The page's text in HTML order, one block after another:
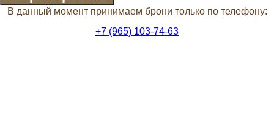
В данный момент принимаем брони только по телефону:
+7 (965) 103-74-63